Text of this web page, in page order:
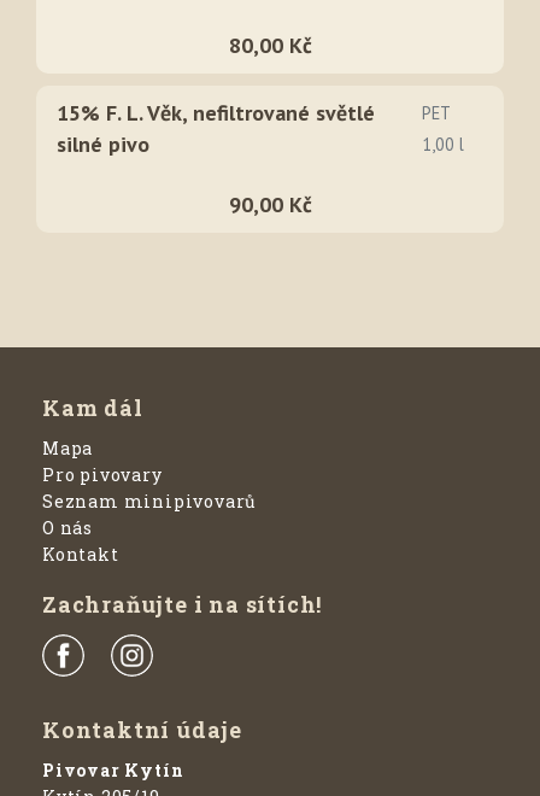
80,00 Kč
15% F. L. Věk, nefiltrované světlé
silné pivo
PET
1,00 l
90,00 Kč
Kam dál
Mapa
Pro pivovary
Seznam minipivovarů
O nás
Kontakt
Zachraňujte i na sítích!
Kontaktní údaje
Pivovar Kytín